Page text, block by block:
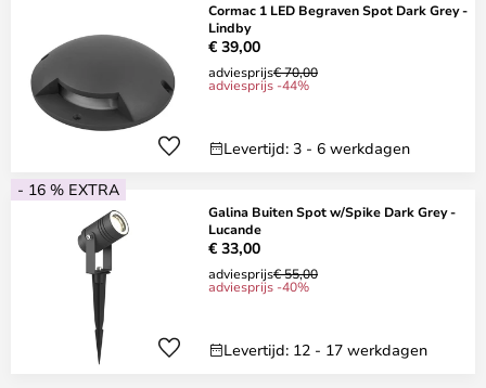
Cormac 1 LED Begraven Spot Dark Grey -
Lindby
€ 39,00
adviesprijs€ 70,00
adviesprijs -44%
Levertijd: 3 - 6 werkdagen
- 16 % EXTRA
Galina Buiten Spot w/Spike Dark Grey -
Lucande
€ 33,00
adviesprijs€ 55,00
adviesprijs -40%
Levertijd: 12 - 17 werkdagen